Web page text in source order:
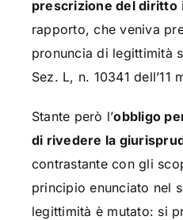
prescrizione del diritto
rapporto, che veniva
pronuncia di legittimità
Sez. L, n. 10341 dell’11
Stante però l’obbligo
di rivedere la
contrastante con gli
principio enunciato nel
legittimità è mutato: si